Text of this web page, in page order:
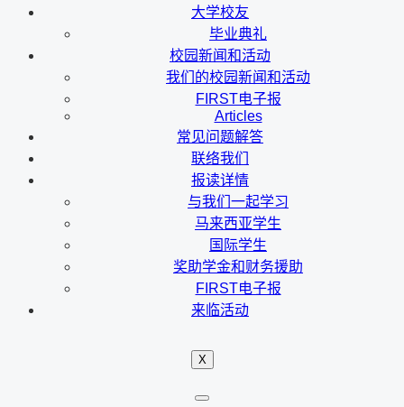
大学校友
毕业典礼
校园新闻和活动
我们的校园新闻和活动
FIRST电子报
Articles
常见问题解答
联络我们
报读详情
与我们一起学习
马来西亚学生
国际学生
奖助学金和财务援助
FIRST电子报
来临活动
X